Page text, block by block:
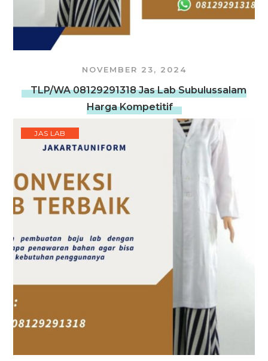
NOVEMBER 23, 2024
TLP/WA 08129291318 Jas Lab Subulussalam
Harga Kompetitif
JAS LAB